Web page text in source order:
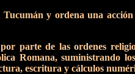
y ordena una
parte de las ordenes
Romana, suministrando
escritura y cálculos